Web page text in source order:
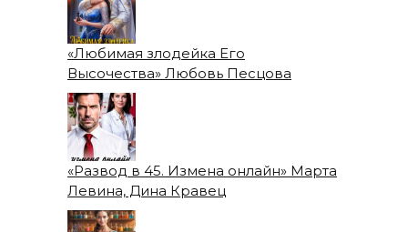
«Любимая злодейка Его
Высочества» Любовь Песцова
«Развод в 45. Измена онлайн» Марта
Левина, Дина Кравец